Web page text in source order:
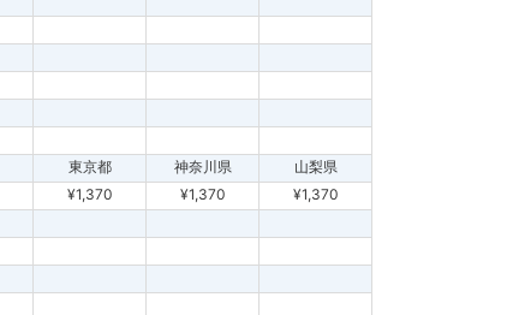
東京都 神奈川県
山梨県
¥1,370 ¥1,370 ¥1,370